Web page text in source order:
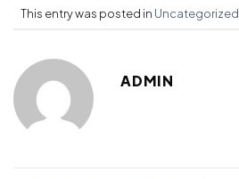
This entry was posted in Uncategorized
ADMIN